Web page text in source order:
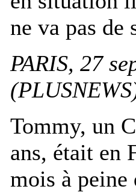
ne va pas de
PARIS, 27
Tommy, un
ans, était en
mois à peine